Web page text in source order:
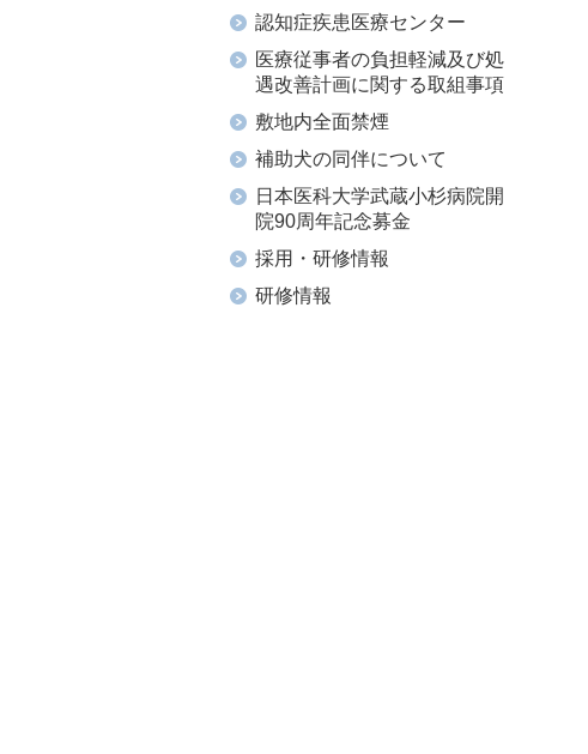
認知症疾患医療センター
医療従事者の負担軽減及び処
遇改善計画に関する取組事項
敷地内全面禁煙
補助犬の同伴について
日本医科大学武蔵小杉病院開
院90周年記念募金
採用・研修情報
研修情報